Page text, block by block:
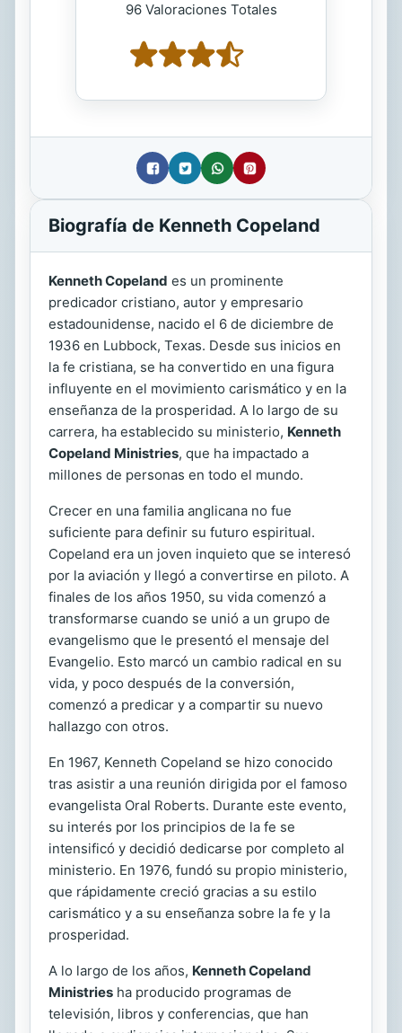
96 Valoraciones Totales
Biografía de Kenneth Copeland
Kenneth Copeland es un prominente
predicador cristiano, autor y empresario
estadounidense, nacido el 6 de diciembre de
1936 en Lubbock, Texas. Desde sus inicios en
la fe cristiana, se ha convertido en una figura
influyente en el movimiento carismático y en la
enseñanza de la prosperidad. A lo largo de su
carrera, ha establecido su ministerio, Kenneth
Copeland Ministries, que ha impactado a
millones de personas en todo el mundo.
Crecer en una familia anglicana no fue
suficiente para definir su futuro espiritual.
Copeland era un joven inquieto que se interesó
por la aviación y llegó a convertirse en piloto. A
finales de los años 1950, su vida comenzó a
transformarse cuando se unió a un grupo de
evangelismo que le presentó el mensaje del
Evangelio. Esto marcó un cambio radical en su
vida, y poco después de la conversión,
comenzó a predicar y a compartir su nuevo
hallazgo con otros.
En 1967, Kenneth Copeland se hizo conocido
tras asistir a una reunión dirigida por el famoso
evangelista Oral Roberts. Durante este evento,
su interés por los principios de la fe se
intensificó y decidió dedicarse por completo al
ministerio. En 1976, fundó su propio ministerio,
que rápidamente creció gracias a su estilo
carismático y a su enseñanza sobre la fe y la
prosperidad.
A lo largo de los años, Kenneth Copeland
Ministries ha producido programas de
televisión, libros y conferencias, que han